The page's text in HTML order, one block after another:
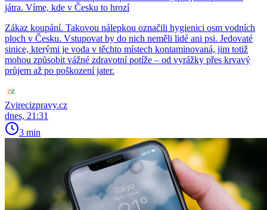
játra. Víme, kde v Česku to hrozí
Zákaz koupání. Takovou nálepkou označili hygienici osm vodních
ploch v Česku. Vstupovat by do nich neměli lidé ani psi. Jedovaté
sinice, kterými je voda v těchto místech kontaminovaná, jim totiž
mohou způsobit vážné zdravotní potíže – od vyrážky přes krvavý
průjem až po poškození jater.
Zvirecizpravy.cz
dnes, 21:31
3 min